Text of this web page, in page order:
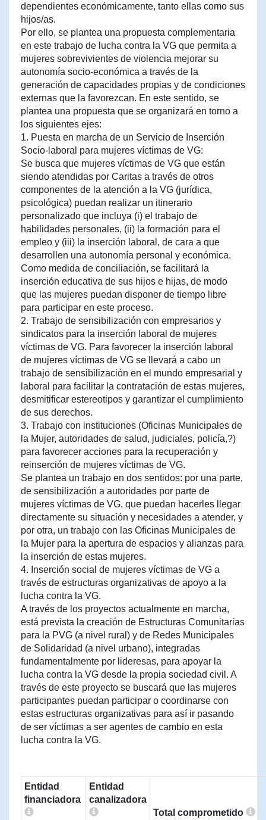
dependientes económicamente, tanto ellas como sus
hijos/as.
Por ello, se plantea una propuesta complementaria
en este trabajo de lucha contra la VG que permita a
mujeres sobrevivientes de violencia mejorar su
autonomía socio-económica a través de la
generación de capacidades propias y de condiciones
externas que la favorezcan. En este sentido, se
plantea una propuesta que se organizará en torno a
los siguientes ejes:
1. Puesta en marcha de un Servicio de Inserción
Socio-laboral para mujeres víctimas de VG:
Se busca que mujeres víctimas de VG que están
siendo atendidas por Caritas a través de otros
componentes de la atención a la VG (jurídica,
psicológica) puedan realizar un itinerario
personalizado que incluya (i) el trabajo de
habilidades personales, (ii) la formación para el
empleo y (iii) la inserción laboral, de cara a que
desarrollen una autonomía personal y económica.
Como medida de conciliación, se facilitará la
inserción educativa de sus hijos e hijas, de modo
que las mujeres puedan disponer de tiempo libre
para participar en este proceso.
2. Trabajo de sensibilización con empresarios y
sindicatos para la inserción laboral de mujeres
víctimas de VG. Para favorecer la inserción laboral
de mujeres víctimas de VG se llevará a cabo un
trabajo de sensibilización en el mundo empresarial y
laboral para facilitar la contratación de estas mujeres,
desmitificar estereotipos y garantizar el cumplimiento
de sus derechos.
3. Trabajo con instituciones (Oficinas Municipales de
la Mujer, autoridades de salud, judiciales, policía,?)
para favorecer acciones para la recuperación y
reinserción de mujeres víctimas de VG.
Se plantea un trabajo en dos sentidos: por una parte,
de sensibilización a autoridades por parte de
mujeres víctimas de VG, que puedan hacerles llegar
directamente su situación y necesidades a atender, y
por otra, un trabajo con las Oficinas Municipales de
la Mujer para la apertura de espacios y alianzas para
la inserción de estas mujeres.
4. Inserción social de mujeres víctimas de VG a
través de estructuras organizativas de apoyo a la
lucha contra la VG.
A través de los proyectos actualmente en marcha,
está prevista la creación de Estructuras Comunitarias
para la PVG (a nivel rural) y de Redes Municipales
de Solidaridad (a nivel urbano), integradas
fundamentalmente por lideresas, para apoyar la
lucha contra la VG desde la propia sociedad civil. A
través de este proyecto se buscará que las mujeres
participantes puedan participar o coordinarse con
estas estructuras organizativas para así ir pasando
de ser víctimas a ser agentes de cambio en esta
lucha contra la VG.
Entidad
financiadora
Entidad
canalizadora
Total comprometido